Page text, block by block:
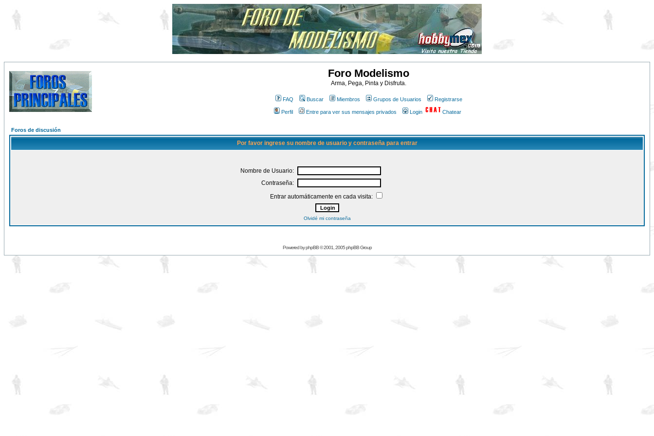
Foro Modelismo
Arma, Pega, Pinta y Disfruta.
FAQ Buscar Miembros Grupos de Usuarios Registrarse
Perfil Entre para ver sus mensajes privados Login Chatear
Foros de discusión
Por favor ingrese su nombre de usuario y contraseña para entrar
Nombre de Usuario:
Contraseña:
Entrar automáticamente en cada visita:
Olvidé mi contraseña
Powered byphpBB© 2001, 2005 phpBB Group